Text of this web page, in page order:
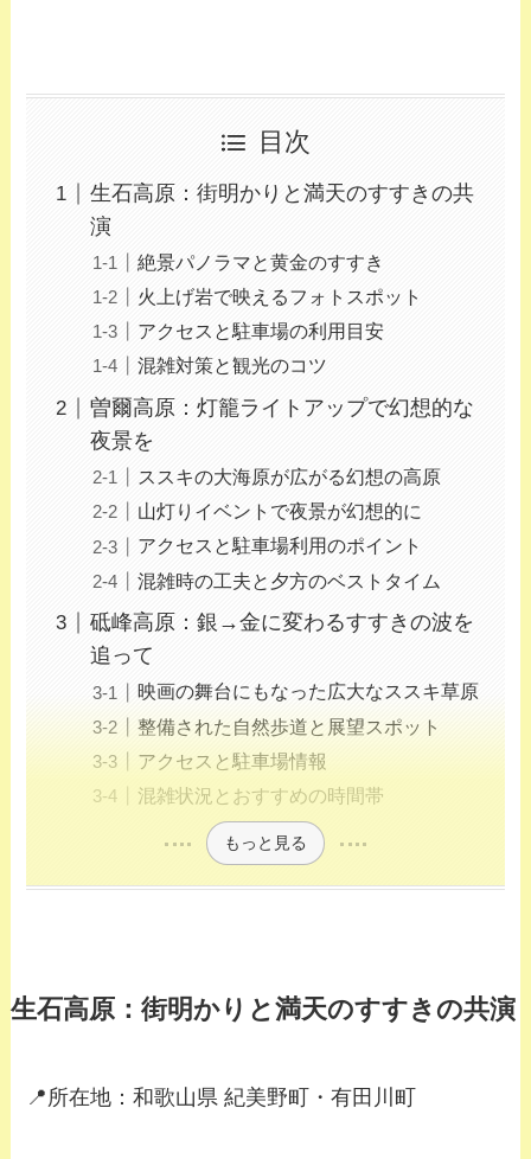
目次
生石高原：街明かりと満天のすすきの共
演
絶景パノラマと黄金のすすき
火上げ岩で映えるフォトスポット
アクセスと駐車場の利用目安
混雑対策と観光のコツ
曽爾高原：灯籠ライトアップで幻想的な
夜景を
ススキの大海原が広がる幻想の高原
山灯りイベントで夜景が幻想的に
アクセスと駐車場利用のポイント
混雑時の工夫と夕方のベストタイム
砥峰高原：銀→金に変わるすすきの波を
追って
映画の舞台にもなった広大なススキ草原
整備された自然歩道と展望スポット
アクセスと駐車場情報
混雑状況とおすすめの時間帯
もっと見る
生石高原：街明かりと満天のすすきの共演
📍所在地：和歌山県 紀美野町・有田川町